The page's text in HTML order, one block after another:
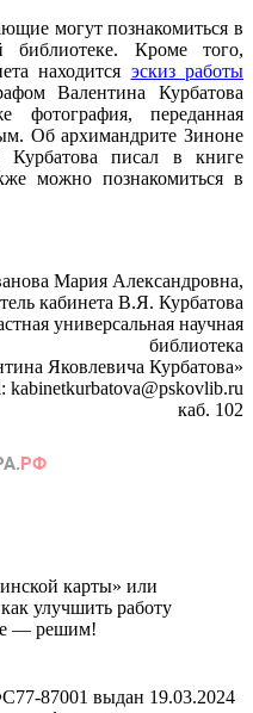
могут познакомиться в
библиотеке. Кроме того,
находится эскиз работы
Валентина Курбатова
фотография, переданная
Об архимандрите Зиноне
писал в книге
можно познакомиться в
Мария Александровна,
кабинета В.Я. Курбатова
универсальная научная
библиотека
Яковлевича Курбатова»
kabinetkurbatova@pskovlib.ru
каб. 102
карты» или
улучшить работу
— решим!
87001 выдан 19.03.2024